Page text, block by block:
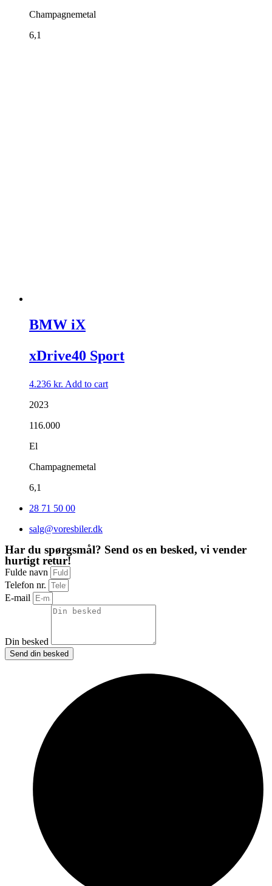
Champagnemetal
6,1
BMW iX
xDrive40 Sport
4.236 kr. Add to cart
2023
116.000
El
Champagnemetal
6,1
28 71 50 00
salg@voresbiler.dk
Har du spørgsmål? Send os en besked, vi vender
hurtigt retur!
Fulde navn
Telefon nr.
E-mail
Din besked
Send din besked